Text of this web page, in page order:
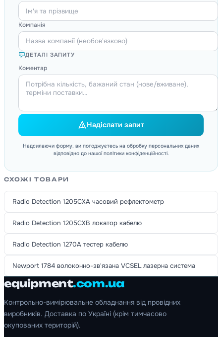
Компанія
ДЕТАЛІ ЗАПИТУ
Коментар
Надіслати запит
Надсилаючи форму, ви погоджуєтесь на обробку персональних даних
відповідно до нашої політики конфіденційності.
СХОЖІ ТОВАРИ
Radio Detection 1205CXA часовий рефлектометр
Radio Detection 1205CXB локатор кабелю
Radio Detection 1270A тестер кабелю
Newport 1784 волоконно-зв'язана VCSEL лазерна система
equipment.com.ua
Контрольно-вимірювальне обладнання від провідних
виробників. Доставка по Україні (крім тимчасово
окупованих територій).